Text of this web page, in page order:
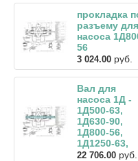
прокладка
разъему для
насоса
56
3 024.00 руб.
Вал для
насоса 1Д -
1Д500-63,
1Д630-90,
1Д800-56,
1Д1250-63,
22 706.00 руб.